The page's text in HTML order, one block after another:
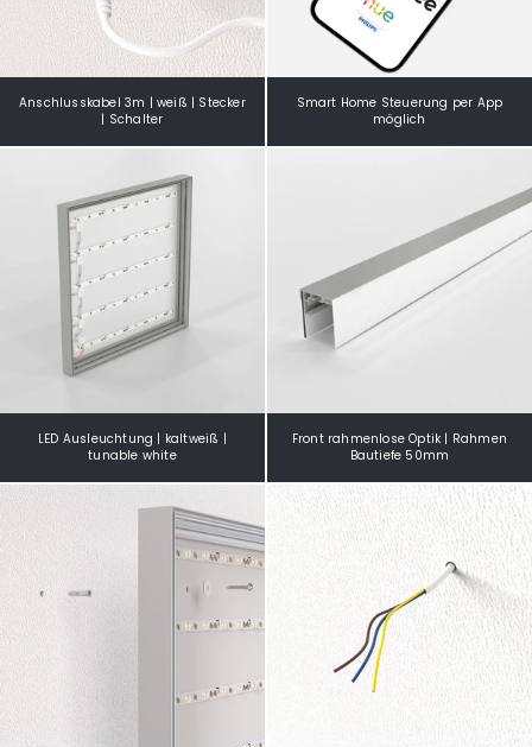
Anschlusskabel 3m | weiß | Stecker
| Schalter
Smart Home Steuerung per App
möglich
LED Ausleuchtung | kaltweiß |
tunable white
Front rahmenlose Optik | Rahmen
Bautiefe 50mm